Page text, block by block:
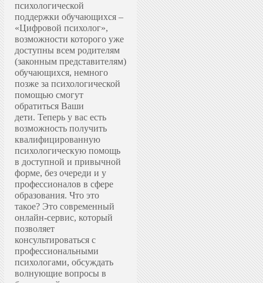
психологической
поддержки обучающихся –
«Цифровой психолог»,
возможности которого уже
доступны всем родителям
(законным представителям)
обучающихся, немного
позже за психологической
помощью смогут
обратиться Ваши
дети. Теперь у вас есть
возможность получить
квалифицированную
психологическую помощь
в доступной и привычной
форме, без очереди и у
профессионалов в сфере
образования. Что это
такое? Это современный
онлайн-сервис, который
позволяет
консультироваться с
профессиональными
психологами, обсуждать
волнующие вопросы в